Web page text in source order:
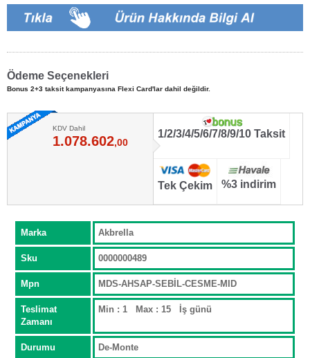
Ödeme Seçenekleri
Bonus 2+3 taksit kampanyasına Flexi Card'lar dahil değildir.
KDV Dahil
1.078.602,00
1/2/3/4/5/6/7/8/9/10 Taksit
Tek Çekim %3 indirim
Marka Akbrella
Sku 0000000489
Mpn MDS-AHSAP-SEBİL-CESME-MID
Teslimat
Zamanı
Min : 1 Max : 15 İş günü
Durumu De-Monte